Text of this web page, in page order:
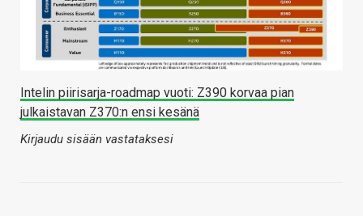
Intelin piirisarja-roadmap vuoti: Z390 korvaa pian
julkaistavan Z370:n ensi kesänä
Kirjaudu sisään vastataksesi